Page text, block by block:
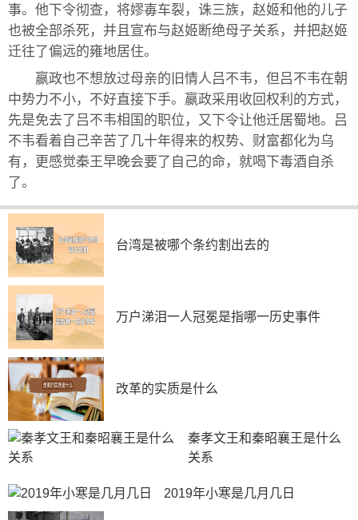
事。他下令彻查，将嫪毐车裂，诛三族，赵姬和他的儿子
也被全部杀死，并且宣布与赵姬断绝母子关系，并把赵姬
迁往了偏远的雍地居住。
嬴政也不想放过母亲的旧情人吕不韦，但吕不韦在朝
中势力不小，不好直接下手。嬴政采用收回权利的方式，
先是免去了吕不韦相国的职位，又下令让他迁居蜀地。吕
不韦看着自己辛苦了几十年得来的权势、财富都化为乌
有，更感觉秦王早晚会要了自己的命，就喝下毒酒自杀
了。
台湾是被哪个条约割出去的
万户涕泪一人冠冕是指哪一历史事件
改革的实质是什么
秦孝文王和秦昭襄王是什么
关系
2019年小寒是几月几日